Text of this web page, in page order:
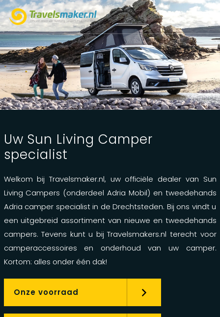
Uw Sun Living Camper
specialist
Welkom bij Travelsmaker.nl, uw officiële dealer van Sun
Living Campers (onderdeel Adria Mobil) en tweedehands
Adria camper specialist in de Drechtsteden. Bij ons vindt u
een uitgebreid assortiment van nieuwe en tweedehands
campers. Tevens kunt u bij Travelsmakers.nl terecht voor
camperaccessoires en onderhoud van uw camper.
Kortom: alles onder één dak!
Onze voorraad